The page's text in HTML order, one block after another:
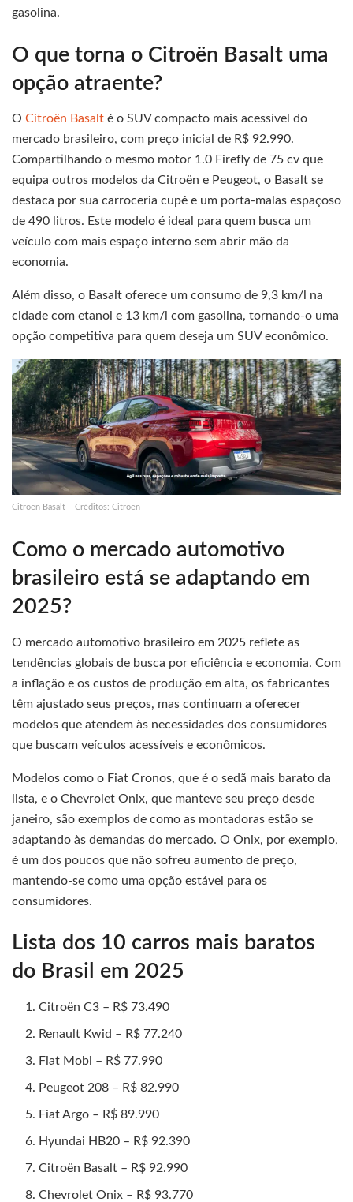
gasolina.
O que torna o Citroën Basalt uma
opção atraente?
O Citroën Basalt é o SUV compacto mais acessível do
mercado brasileiro, com preço inicial de R$ 92.990.
Compartilhando o mesmo motor 1.0 Firefly de 75 cv que
equipa outros modelos da Citroën e Peugeot, o Basalt se
destaca por sua carroceria cupê e um porta-malas espaçoso
de 490 litros. Este modelo é ideal para quem busca um
veículo com mais espaço interno sem abrir mão da
economia.
Além disso, o Basalt oferece um consumo de 9,3 km/l na
cidade com etanol e 13 km/l com gasolina, tornando-o uma
opção competitiva para quem deseja um SUV econômico.
Citroen Basalt – Créditos: Citroen
Como o mercado automotivo
brasileiro está se adaptando em
2025?
O mercado automotivo brasileiro em 2025 reflete as
tendências globais de busca por eficiência e economia. Com
a inflação e os custos de produção em alta, os fabricantes
têm ajustado seus preços, mas continuam a oferecer
modelos que atendem às necessidades dos consumidores
que buscam veículos acessíveis e econômicos.
Modelos como o Fiat Cronos, que é o sedã mais barato da
lista, e o Chevrolet Onix, que manteve seu preço desde
janeiro, são exemplos de como as montadoras estão se
adaptando às demandas do mercado. O Onix, por exemplo,
é um dos poucos que não sofreu aumento de preço,
mantendo-se como uma opção estável para os
consumidores.
Lista dos 10 carros mais baratos
do Brasil em 2025
Citroën C3 – R$ 73.490
Renault Kwid – R$ 77.240
Fiat Mobi – R$ 77.990
Peugeot 208 – R$ 82.990
Fiat Argo – R$ 89.990
Hyundai HB20 – R$ 92.390
Citroën Basalt – R$ 92.990
Chevrolet Onix – R$ 93.770